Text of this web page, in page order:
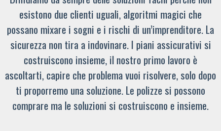
esistono due clienti uguali, algoritmi magici che
possano mixare i sogni e i rischi di un’imprenditore. La
sicurezza non tira a indovinare. I piani assicurativi si
costruiscono insieme, il nostro primo lavoro è
ascoltarti, capire che problema vuoi risolvere, solo dopo
ti proporremo una soluzione. Le polizze si possono
comprare ma le soluzioni si costruiscono e insieme.